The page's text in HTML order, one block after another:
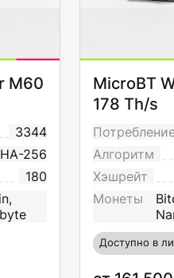
M60
3344
256
180
MicroBT
178 Th/s
Алгоритм
Хэшрейт
Монеты
Доступно в